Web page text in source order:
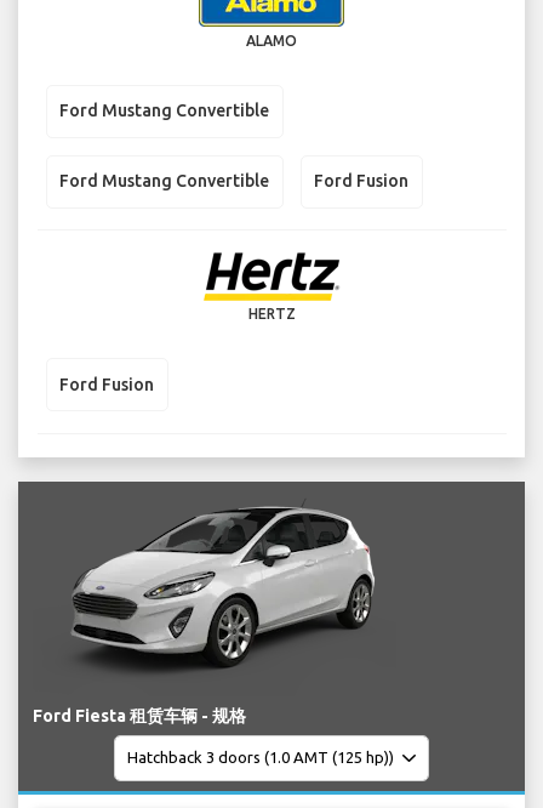
ALAMO
Ford Mustang Convertible
Ford Mustang Convertible Ford Fusion
HERTZ
Ford Fusion
Ford Fiesta 租赁车辆 - 规格